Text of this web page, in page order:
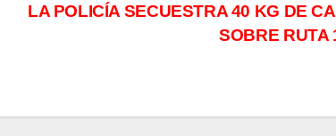
LA POLICÍA SECUESTRA 40 KG DE
SOBRE RUTA